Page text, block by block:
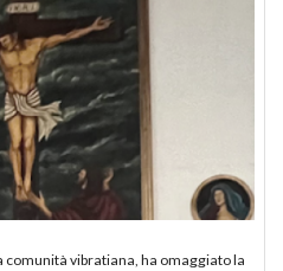
vibratiana, ha omaggiato la